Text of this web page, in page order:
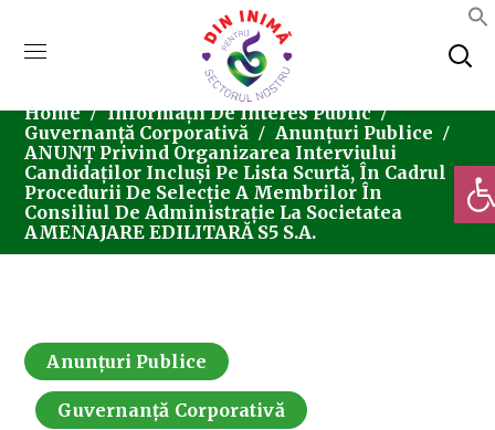
Home
Informații De Interes Public
Guvernanță Corporativă
Anunțuri Publice
ANUNȚ Privind Organizarea Interviului
Candidaților Incluși Pe Lista Scurtă, În Cadrul
Procedurii De Selecție A Membrilor În
Consiliul De Administrație La Societatea
AMENAJARE EDILITARĂ S5 S.A.
Anunțuri Publice
Guvernanță Corporativă